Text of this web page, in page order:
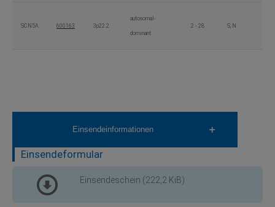
SCN5A 600163 3p22.2
autosomal-
dominant
2 - 28 S, N
Einsendeinformationen
Einsendeformular
Einsendeschein (222,2 KiB)